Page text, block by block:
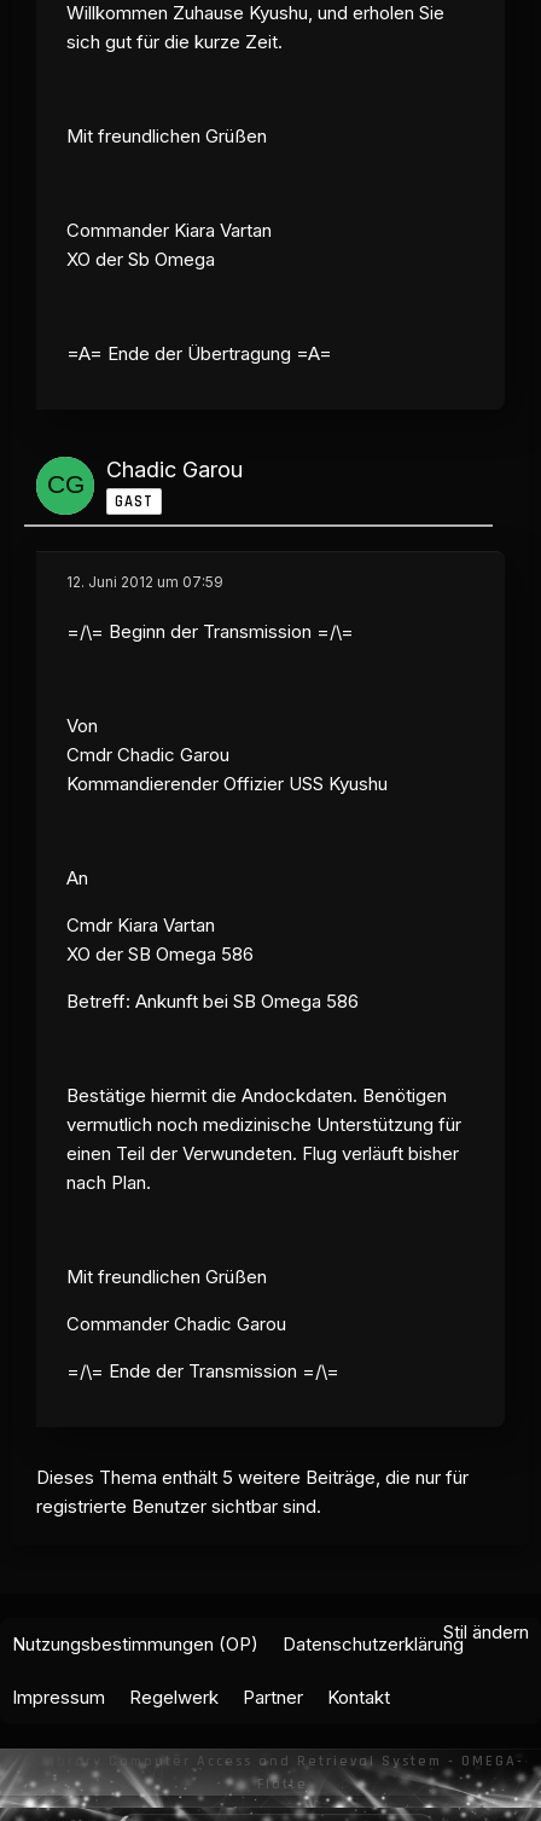
Willkommen Zuhause Kyushu, und erholen Sie
sich gut für die kurze Zeit.
Mit freundlichen Grüßen
Commander Kiara Vartan
XO der Sb Omega
=A= Ende der Übertragung =A=
Chadic Garou
GAST
12. Juni 2012 um 07:59
=/\= Beginn der Transmission =/\=
Von
Cmdr Chadic Garou
Kommandierender Offizier USS Kyushu
An
Cmdr Kiara Vartan
XO der SB Omega 586
Betreff: Ankunft bei SB Omega 586
Bestätige hiermit die Andockdaten. Benötigen
vermutlich noch medizinische Unterstützung für
einen Teil der Verwundeten. Flug verläuft bisher
nach Plan.
Mit freundlichen Grüßen
Commander Chadic Garou
=/\= Ende der Transmission =/\=
Dieses Thema enthält 5 weitere Beiträge, die nur für
registrierte Benutzer sichtbar sind.
Stil ändern
Nutzungsbestimmungen (OP) Datenschutzerklärung
Impressum Regelwerk Partner Kontakt